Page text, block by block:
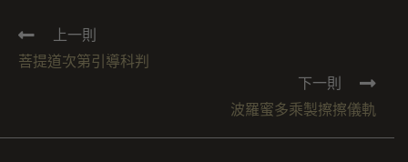
上一則
菩提道次第引導科判
下一則
波羅蜜多乘製擦擦儀軌